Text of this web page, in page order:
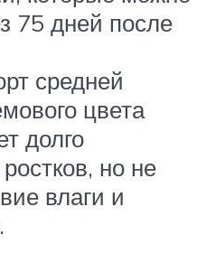
75 дней после
средней
цвета
долго
но не
влаги и